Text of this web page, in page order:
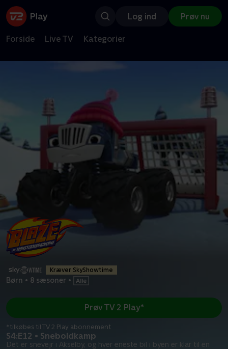
Log ind Prøv nu
Forside Live TV Kategorier
Kræver SkyShowtime
Børn • 8 sæsoner •
S4:E12 • Sneboldkamp
Det er snevejr i Akselby, og hver eneste bil i byen er klar til en
Prøv TV 2 Play*
*tilkøbes til TV 2 Play abonnement